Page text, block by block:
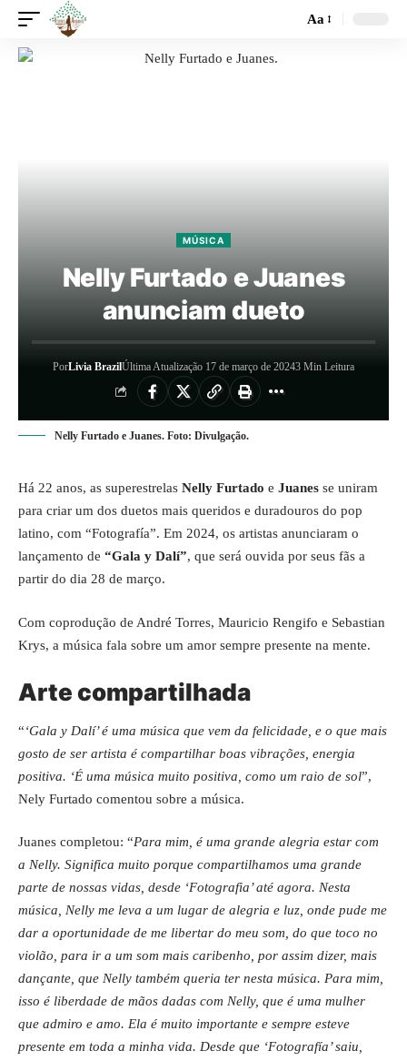
Aa
MÚSICA
Nelly Furtado e Juanes
anunciam dueto
PorLivia BrazilÚltima Atualização 17 de março de 20243 Min Leitura
Nelly Furtado e Juanes. Foto: Divulgação.
Há 22 anos, as superestrelas Nelly Furtado e Juanes se uniram
para criar um dos duetos mais queridos e duradouros do pop
latino, com “Fotografía”. Em 2024, os artistas anunciaram o
lançamento de “Gala y Dalí”, que será ouvida por seus fãs a
partir do dia 28 de março.
Com coprodução de André Torres, Mauricio Rengifo e Sebastian
Krys, a música fala sobre um amor sempre presente na mente.
Arte compartilhada
“‘Gala y Dalí’ é uma música que vem da felicidade, e o que mais
gosto de ser artista é compartilhar boas vibrações, energia
positiva. ‘É uma música muito positiva, como um raio de sol”,
Nely Furtado comentou sobre a música.
Juanes completou: “Para mim, é uma grande alegria estar com
a Nelly. Significa muito porque compartilhamos uma grande
parte de nossas vidas, desde ‘Fotografia’ até agora. Nesta
música, Nelly me leva a um lugar de alegria e luz, onde pude me
dar a oportunidade de me libertar do meu som, do que toco no
violão, para ir a um som mais caribenho, por assim dizer, mais
dançante, que Nelly também queria ter nesta música. Para mim,
isso é liberdade de mãos dadas com Nelly, que é uma mulher
que admiro e amo. Ela é muito importante e sempre esteve
presente em toda a minha vida. Desde que ‘Fotografía’ saiu,